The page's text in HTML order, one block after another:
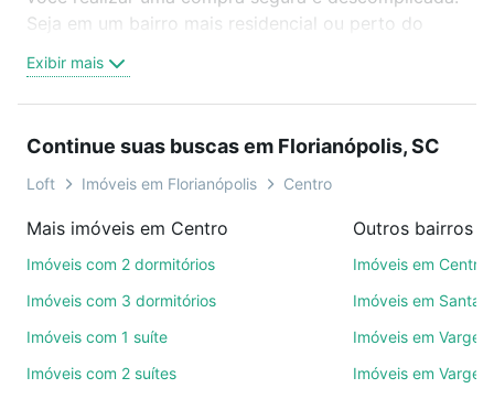
Seja em um bairro mais residencial ou perto do
oferta ideal de Imóveis à venda em rua rafael
bandeira - Centro, Florianópolis, SC para conquistar
videochamada, é grátis, sem compromisso e você
ainda conta com mais de 46 mil corretores e
de imóveis.
ruas, bairros e até condomínios favoritos. Você
também pode usar os filtros como quantidade de
Exibir mais
Continue suas buscas em Florianópolis, SC
Loft Imóveis em Florianópolis Centro
Mais imóveis em Centro
Imóveis com 2 dormitórios
Imóveis com 3 dormitórios
Imóveis com 1 suíte
Imóveis com 2 suítes
Imóveis em Centro
Imóveis em Santa
Imóveis em
Imóveis em